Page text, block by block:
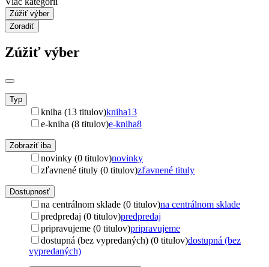
Zúžiť výber
Zoradiť
Zúžiť výber
Typ
kniha (13 titulov)kniha13
e-kniha (8 titulov)e-kniha8
Zobraziť iba
novinky (0 titulov)novinky
zľavnené tituly (0 titulov)zľavnené tituly
Dostupnosť
na centrálnom sklade (0 titulov)na centrálnom sklade
predpredaj (0 titulov)predpredaj
pripravujeme (0 titulov)pripravujeme
dostupná (bez vypredaných) (0 titulov)dostupná (bez
vypredaných)